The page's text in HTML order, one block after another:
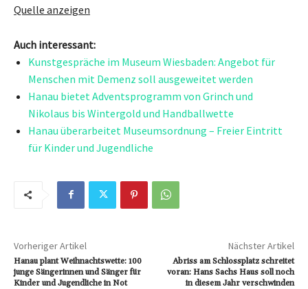
Quelle anzeigen
Auch interessant:
Kunstgespräche im Museum Wiesbaden: Angebot für
Menschen mit Demenz soll ausgeweitet werden
Hanau bietet Adventsprogramm von Grinch und
Nikolaus bis Wintergold und Handballwette
Hanau überarbeitet Museumsordnung – Freier Eintritt
für Kinder und Jugendliche
Vorheriger Artikel
Hanau plant Weihnachtswette: 100
junge Sängerinnen und Sänger für
Kinder und Jugendliche in Not
Nächster Artikel
Abriss am Schlossplatz schreitet
voran: Hans Sachs Haus soll noch
in diesem Jahr verschwinden